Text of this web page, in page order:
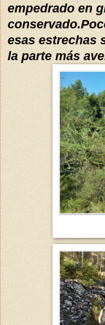
empedrado en
esas estrechas
la parte más